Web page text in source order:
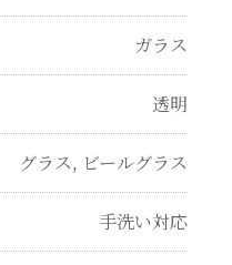
ガラス
透明
グラス, ビールグラス
手洗い対応